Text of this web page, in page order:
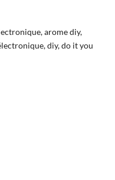
,arome diy,
,diy,do it you